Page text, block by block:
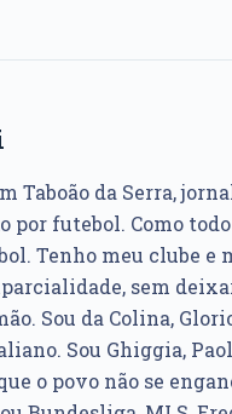
Taboão da Serra,
por futebol. Como
Tenho meu clube e
sem
Sou da Colina,
Sou Ghiggia,
o povo não se